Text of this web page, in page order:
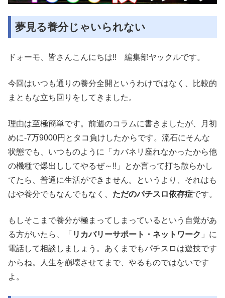
夢見る養分じゃいられない
ドォーモ、皆さんこんにちは!! 編集部ヤックルです。
今回はいつも通りの養分全開というわけではなく、比較的
まともな立ち回りをしてきました。
理由は至極簡単です。前週のコラムに書きましたが、月初
めに-7万9000円とタコ負けしたからです。流石にそんな
状態でも、いつものように「カバネリ座れなかったから他
の機種で爆出ししてやるぜ～!!」とか言って打ち散らかし
てたら、普通に生活ができません。というより、それはも
はや養分でもなんでもなく、 ただのパチスロ依存症です。
もしそこまで養分が極まってしまっているという自覚があ
る方がいたら、「 リカバリーサポート・ネットワーク 」に
電話して相談しましょう。あくまでもパチスロは遊技です
からね。人生を崩壊させてまで、やるものではないです
よ。